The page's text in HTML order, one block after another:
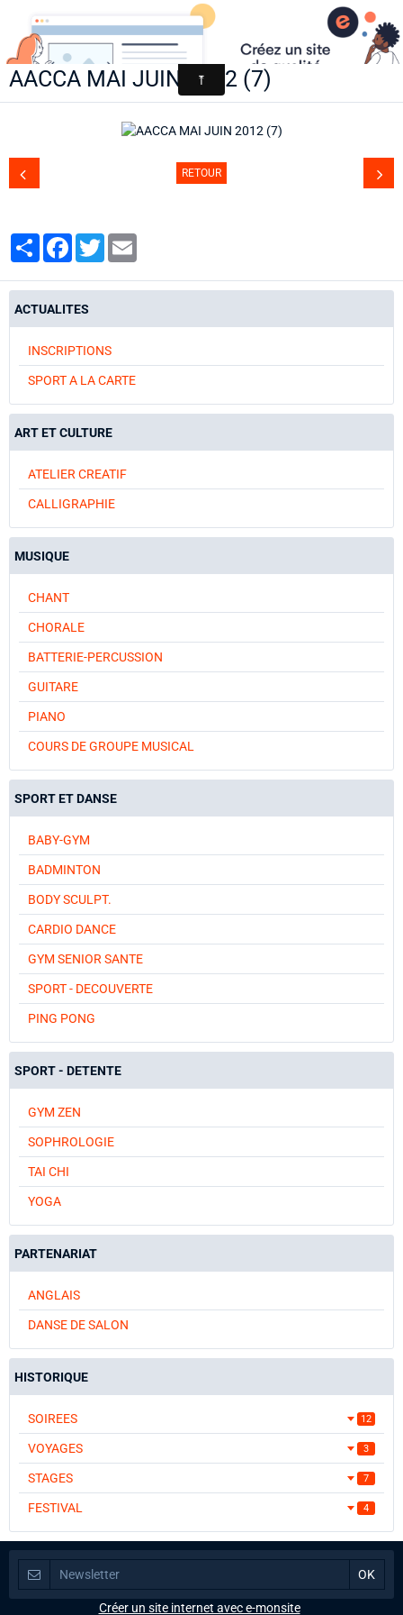
AACCA
Page d'accueil
Diaporamas
AACCA MAI JUIN 2012 (7)
RETOUR
PartagerFacebook
Twitter
ACTUALITES
INSCRIPTIONS
SPORT A LA CARTE
ART ET CULTURE
ATELIER CREATIF
CALLIGRAPHIE
MUSIQUE
CHANT
CHORALE
BATTERIE-PERCUSSION
GUITARE
PIANO
COURS DE GROUPE MUSICAL
SPORT ET DANSE
BABY-GYM
BADMINTON
BODY SCULPT.
CARDIO DANCE
GYM SENIOR SANTE
SPORT - DECOUVERTE
PING PONG
SPORT - DETENTE
GYM ZEN
SOPHROLOGIE
TAI CHI
YOGA
PARTENARIAT
ANGLAIS
DANSE DE SALON
HISTORIQUE
SOIREES 12
VOYAGES 3
STAGES 7
FESTIVAL 4
Créer un site internet avec e-monsite